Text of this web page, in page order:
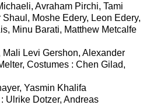
Avraham Pirchi, Tami
Moshe Edery, Leon Edery,
Minu Barati, Matthew Metcalfe
Levi Gershon, Alexander
Costumes : Chen Gilad,
Yasmin Khalifa
Ulrike Dotzer, Andreas